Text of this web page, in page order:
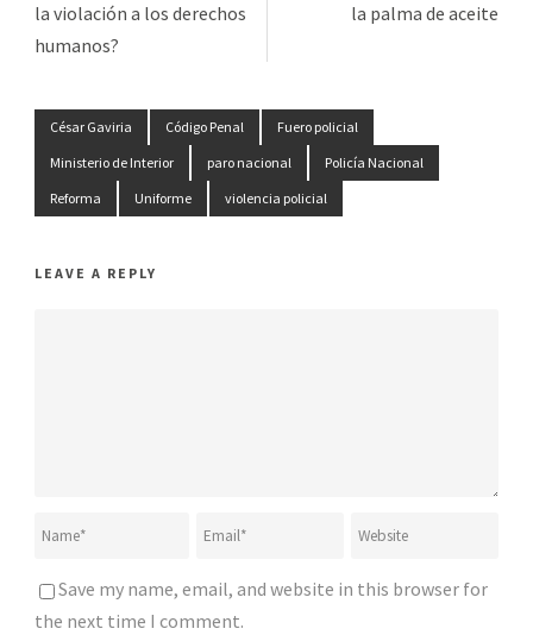
la violación a los derechos
humanos?
la palma de aceite
César Gaviria Código Penal
Fuero policial
Ministerio de Interior
paro nacional
Policía Nacional
Reforma
Uniforme violencia policial
LEAVE A REPLY
Save my name, email, and website in this browser for
the next time I comment.